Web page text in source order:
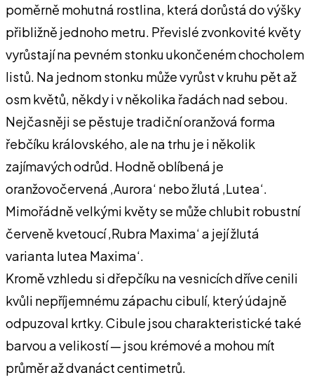
poměrně mohutná rostlina, která dorůstá do výšky
přibližně jednoho metru. Převislé zvonkovité květy
vyrůstají na pevném stonku ukončeném chocholem
listů. Na jednom stonku může vyrůst v kruhu pět až
osm květů, někdy i v několika řadách nad sebou.
Nejčasněji se pěstuje tradiční oranžová forma
řebčíku královského, ale na trhu je i několik
zajímavých odrůd. Hodně oblíbená je
oranžovočervená ‚Aurora‘ nebo žlutá ‚Lutea‘.
Mimořádně velkými květy se může chlubit robustní
červeně kvetoucí ‚Rubra Maxima‘ a její žlutá
varianta lutea Maxima‘.
Kromě vzhledu si dřepčíku na vesnicích dříve cenili
kvůli nepříjemnému zápachu cibulí, který údajně
odpuzoval krtky. Cibule jsou charakteristické také
barvou a velikostí — jsou krémové a mohou mít
průměr až dvanáct centimetrů.